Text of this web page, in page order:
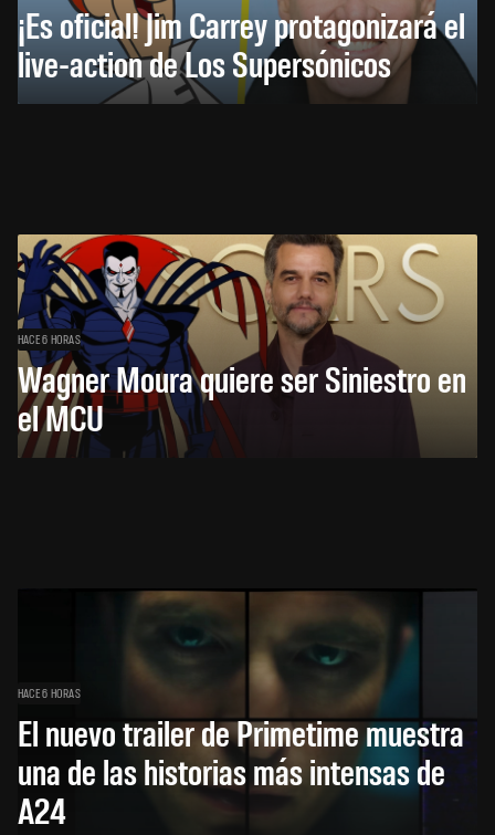
¡Es oficial! Jim Carrey protagonizará el
live-action de Los Supersónicos
HACE 6 HORAS
Wagner Moura quiere ser Siniestro en
el MCU
HACE 6 HORAS
El nuevo trailer de Primetime muestra
una de las historias más intensas de
A24